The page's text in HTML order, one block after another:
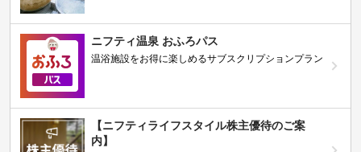
ニフティ温泉 おふろパス
温浴施設をお得に楽しめるサブスクリプションプラン
【ニフティライフスタイル株主優待のご案
内】